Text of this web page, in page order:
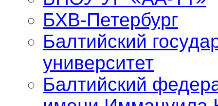
БХВ-Петербург
Балтийский
университет
Балтийский